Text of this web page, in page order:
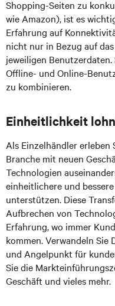
Shopping-Seiten zu
wie Amazon), ist es
Erfahrung auf
nicht nur in Bezug auf
jeweiligen Benutzerdaten.
Offline- und Online-
zu kombinieren.
Einheitlichkeit
Als Einzelhändler erleben
Branche mit neuen
Technologien
einheitlichere und
unterstützen. Diese
Aufbrechen von
Erfahrung, wo immer
kommen. Verwandeln
und Angelpunkt für
Sie die
Geschäft und vieles mehr.